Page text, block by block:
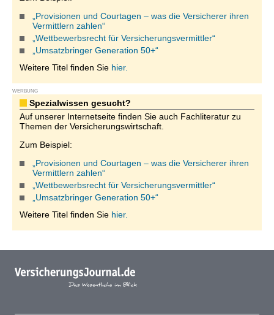
„Provisionen und Courtagen – was die Versicherer ihren
Vermittlern zahlen“
„Wettbewerbsrecht für Versicherungsvermittler“
„Umsatzbringer Generation 50+“
Weitere Titel finden Sie hier.
WERBUNG
Spezialwissen gesucht?
Auf unserer Internetseite finden Sie auch Fachliteratur zu
Themen der Versicherungswirtschaft.
Zum Beispiel:
„Provisionen und Courtagen – was die Versicherer ihren
Vermittlern zahlen“
„Wettbewerbsrecht für Versicherungsvermittler“
„Umsatzbringer Generation 50+“
Weitere Titel finden Sie hier.